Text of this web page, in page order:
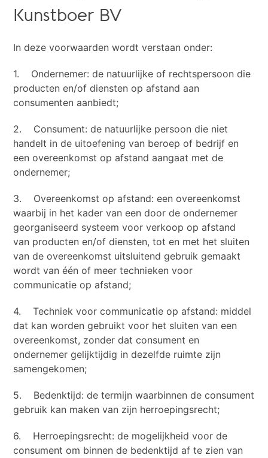
Kunstboer BV
In deze voorwaarden wordt verstaan onder:
1. Ondernemer: de natuurlijke of rechtspersoon die
producten en/of diensten op afstand aan
consumenten aanbiedt;
2. Consument: de natuurlijke persoon die niet
handelt in de uitoefening van beroep of bedrijf en
een overeenkomst op afstand aangaat met de
ondernemer;
3. Overeenkomst op afstand: een overeenkomst
waarbij in het kader van een door de ondernemer
georganiseerd systeem voor verkoop op afstand
van producten en/of diensten, tot en met het sluiten
van de overeenkomst uitsluitend gebruik gemaakt
wordt van één of meer technieken voor
communicatie op afstand;
4. Techniek voor communicatie op afstand: middel
dat kan worden gebruikt voor het sluiten van een
overeenkomst, zonder dat consument en
ondernemer gelijktijdig in dezelfde ruimte zijn
samengekomen;
5. Bedenktijd: de termijn waarbinnen de consument
gebruik kan maken van zijn herroepingsrecht;
6. Herroepingsrecht: de mogelijkheid voor de
consument om binnen de bedenktijd af te zien van